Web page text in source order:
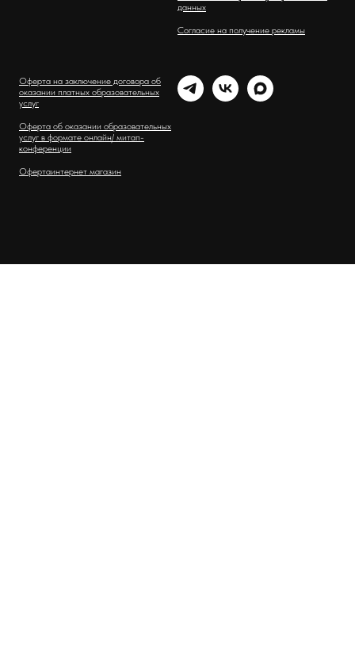
данных
Согласие на получение рекламы
Оферта на заключение договора об
оказании платных образовательных
услуг
Оферта об оказании образовательных
услуг в формате онлайн/ митап-
конференции
Офертаинтернет магазин